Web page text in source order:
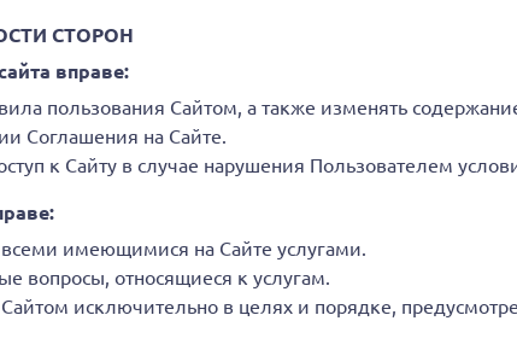
СТОРОН
вправе:
пользования Сайтом, а также изменять
Соглашения на Сайте.
к Сайту в случае нарушения Пользователем
всеми имеющимися на Сайте услугами.
вопросы, относящиеся к услугам.
Сайтом исключительно в целях и порядке,